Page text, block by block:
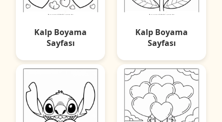
Kalp Boyama
Sayfası
Kalp Boyama
Sayfası